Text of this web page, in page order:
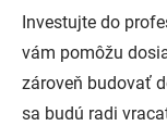
Investujte do
vám pomôžu
zároveň budovať
sa budú radi